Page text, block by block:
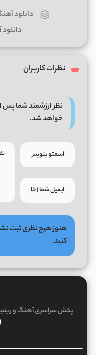
دانلود
نظرات کاربران
نظر ارزشمند شما پس
خواهد شد.
هنوز هیچ نظری ثبت
کنید.
پخش سراسری آهنگ و